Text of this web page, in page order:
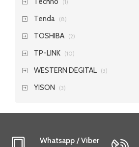
(1)
Tenda (8)
TOSHIBA (2)
TP-LINK (10)
WESTERN DEGITAL (3)
YISON (3)
Whatsapp / Viber